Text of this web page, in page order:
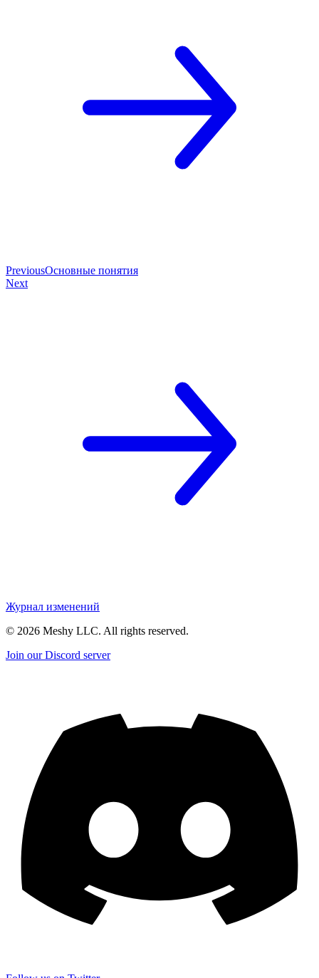
PreviousОсновные понятия
Next
Журнал изменений
© 2026 Meshy LLC. All rights reserved.
Join our Discord server